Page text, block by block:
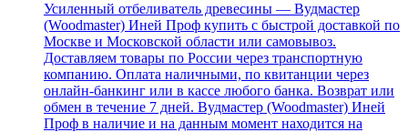
Усиленный отбеливатель древесины — Вудмастер
(Woodmaster) Иней Проф купить с быстрой доставкой по
Москве и Московской области или самовывоз.
Доставляем товары по России через транспортную
компанию. Оплата наличными, по квитанции через
онлайн-банкинг или в кассе любого банка. Возврат или
обмен в течение 7 дней. Вудмастер (Woodmaster) Иней
Проф в наличие и на данным момент находится на